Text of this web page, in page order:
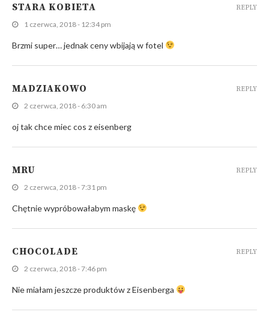
STARA KOBIETA
1 czerwca, 2018 - 12:34 pm
Brzmi super… jednak ceny wbijają w fotel
REPLY
MADZIAKOWO
2 czerwca, 2018 - 6:30 am
oj tak chce miec cos z eisenberg
REPLY
MRU
2 czerwca, 2018 - 7:31 pm
Chętnie wypróbowałabym maskę
REPLY
CHOCOLADE
2 czerwca, 2018 - 7:46 pm
Nie miałam jeszcze produktów z Eisenberga
REPLY